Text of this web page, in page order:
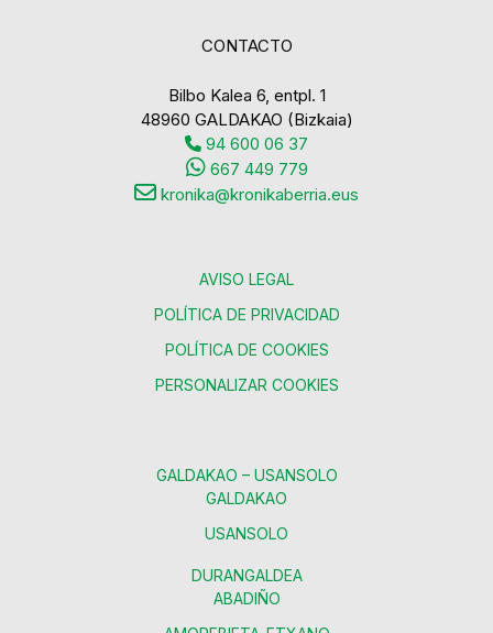
CONTACTO
Bilbo Kalea 6, entpl. 1
48960 GALDAKAO (Bizkaia)
94 600 06 37
667 449 779
kronika@kronikaberria.eus
AVISO LEGAL
POLÍTICA DE PRIVACIDAD
POLÍTICA DE COOKIES
PERSONALIZAR COOKIES
GALDAKAO – USANSOLO
GALDAKAO
USANSOLO
DURANGALDEA
ABADIÑO